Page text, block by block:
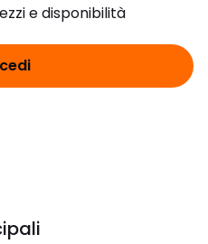
e disponibilità